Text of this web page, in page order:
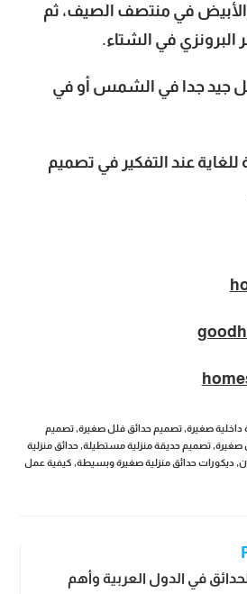
في منتصف الصيف، ثم
البرونزي في الشتاء.
جيد جدا في الشمس أو في
للغاية عند التفكير في تصميم
داخلية صغيرة, تصميم حدائق فلل صغيرة, تصميم
صغيرة, تصميم حديقة منزلية مستطيلة, حدائق منزلية
, ديكورات حدائق منزلية صغيرة وبسيطة, كيفية عمل
في الدول العربية وأهم